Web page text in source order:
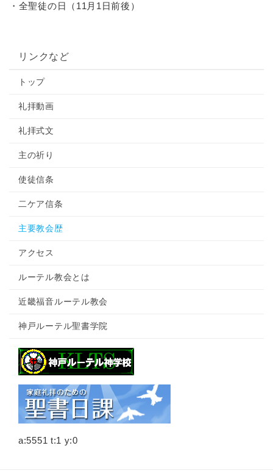
・全聖徒の日（11月1日前後）
リンクなど
トップ
礼拝動画
礼拝式文
主の祈り
使徒信条
二ケア信条
主要教会歴
アクセス
ルーテル教会とは
近畿福音ルーテル教会
神戸ルーテル聖書学院
a:5551 t:1 y:0